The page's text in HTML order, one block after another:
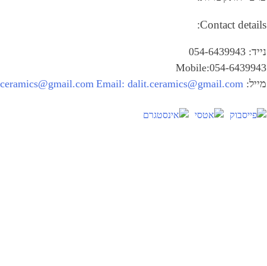
Contact details:
נייד: 054-6439943
Mobile:054-6439943
מייל:
Email: dalit.ceramics@gmail.com